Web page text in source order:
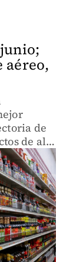
aéreo,
de
de alta
anual.